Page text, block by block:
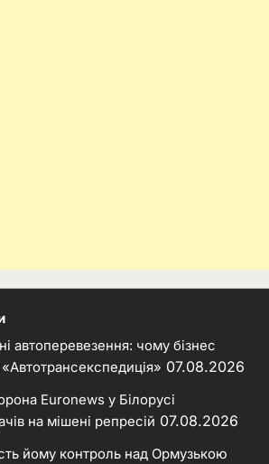
автоперевезення: чому бізнес
07.08.2026
Euronews у Білорусі
на мішені репресій 07.08.2026
йому контроль над Ормузькою